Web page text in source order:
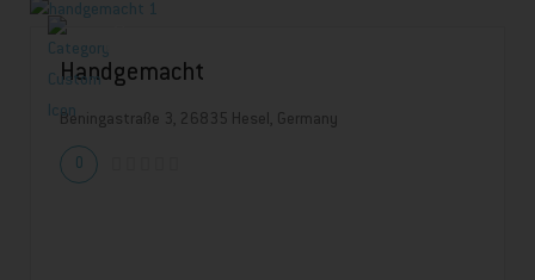
Handgemacht
Beningastraße 3, 26835 Hesel, Germany
0